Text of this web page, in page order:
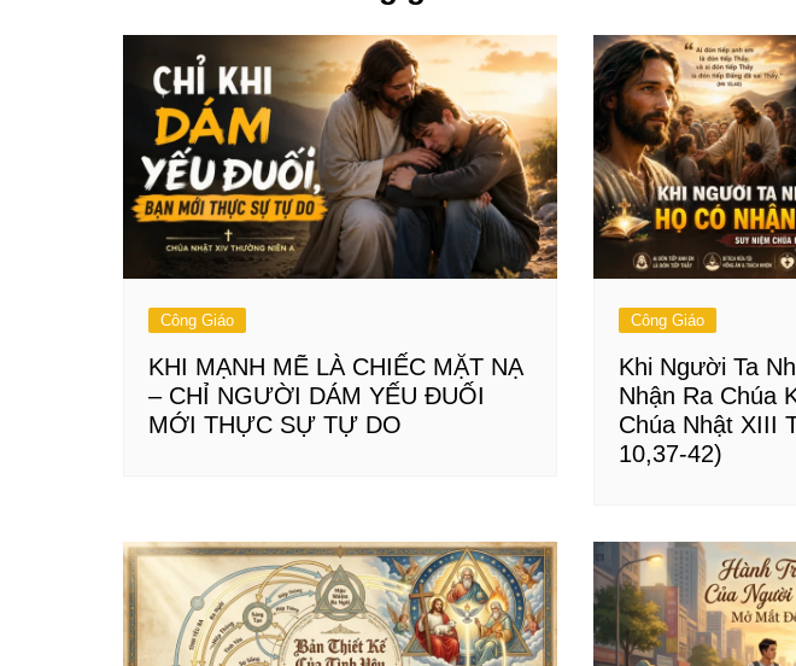
Công Giáo
KHI MẠNH MẼ LÀ CHIẾC MẶT NẠ
– CHỈ NGƯỜI DÁM YẾU ĐUỐI
MỚI THỰC SỰ TỰ DO
Công Giáo
Khi Người Ta
Nhận Ra Chúa
Chúa Nhật XIII
10,37-42)